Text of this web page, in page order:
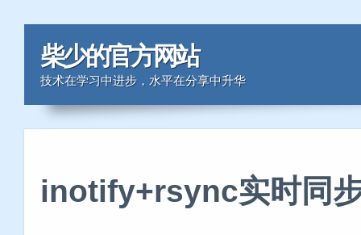
柴少的官方网站
技术在学习中进步，水平在分享中升华
inotify+rsync实时同